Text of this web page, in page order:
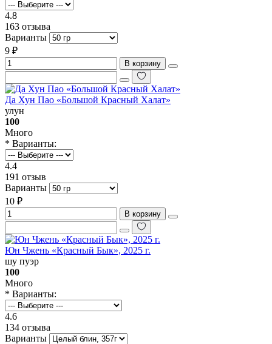
4.8
163 отзыва
Варианты
9 ₽
В корзину
Да Хун Пао «Большой Красный Халат»
улун
100
Много
* Варианты:
4.4
191 отзыв
Варианты
10 ₽
В корзину
Юн Чжень «‎Красный Бык», 2025 г.
шу пуэр
100
Много
* Варианты:
4.6
134 отзыва
Варианты